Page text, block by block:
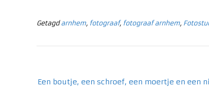
Getagdarnhem, fotograaf, fotograaf arnhem,
Een boutje, een schroef, een moertje en een